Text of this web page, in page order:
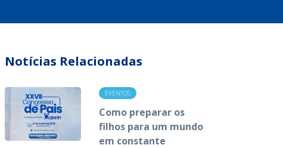
Notícias Relacionadas
EVENTOS
Como preparar os
filhos para um mundo
em constante